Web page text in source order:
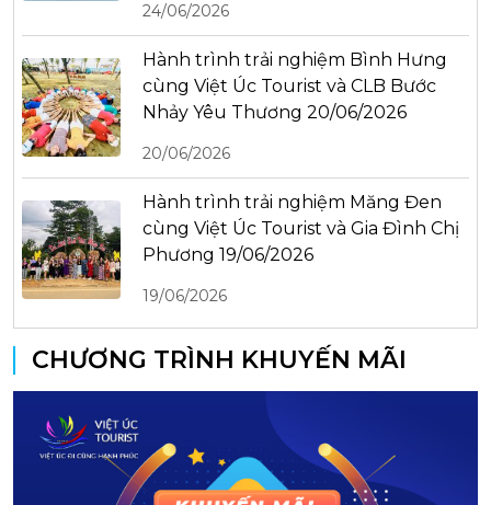
24/06/2026
Hành trình trải nghiệm Bình Hưng
cùng Việt Úc Tourist và CLB Bước
Nhảy Yêu Thương 20/06/2026
20/06/2026
Hành trình trải nghiệm Măng Đen
cùng Việt Úc Tourist và Gia Đình Chị
Phương 19/06/2026
19/06/2026
CHƯƠNG TRÌNH KHUYẾN MÃI